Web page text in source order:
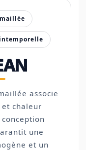
associe
chaleur
une
et un